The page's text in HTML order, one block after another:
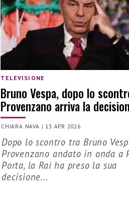
TELEVISIONE
Bruno Vespa, dopo lo
Provenzano arriva la
CHIARA NAVA | 13 APR 2026
Dopo lo scontro tra Bruno
Provenzano andato in onda a
Porta, la Rai ha preso la sua
decisione...